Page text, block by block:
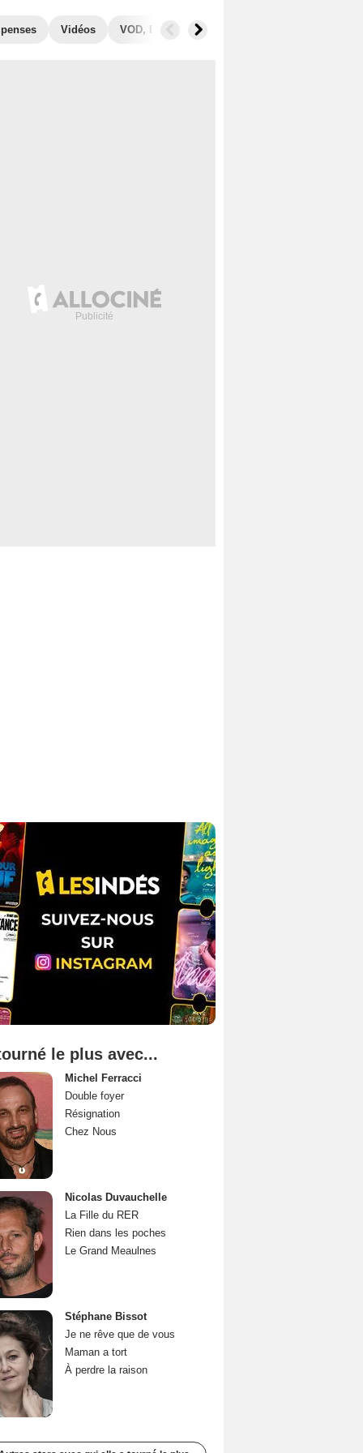
Vidéos VOD, DVD
le plus avec...
Michel Ferracci
Double foyer
Résignation
Chez Nous
Nicolas Duvauchelle
La Fille du RER
Rien dans les poches
Le Grand Meaulnes
Stéphane Bissot
Je ne rêve que de vous
Maman a tort
À perdre la raison